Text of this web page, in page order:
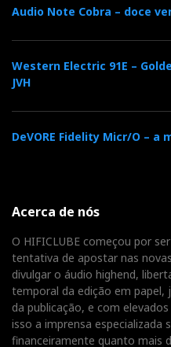
Audio Note Cobra – doce
Western Electric 91E –
JVH
DeVORE Fidelity Micr/O – a
Acerca de nós
O HIFICLUBE começou por
tentativa de apostar nas
divulgar o áudio highend,
temporal da edição em papel,
da publicação, e com
isso a imprensa
financeiramente quanto mais